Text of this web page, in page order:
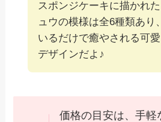
スポンジケーキに描かれ
ュウの模様は全6種類あり
いるだけで癒やされる可
デザインだよ♪
価格の目安は、手軽